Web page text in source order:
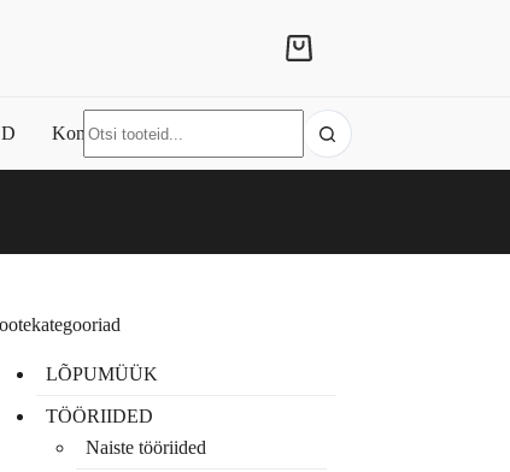
Shopping
Kontakt
results
LÕPUMÜÜK
TÖÖRIIDED
Naiste tööriided